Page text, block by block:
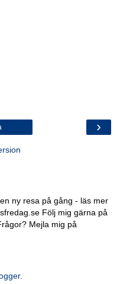
›
ny resa på gång - läs mer
Följ mig gärna på
Mejla mig på
.